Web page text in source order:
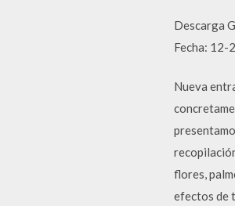
Descarga
Fecha: 12-
Nueva
flores,
efectos de